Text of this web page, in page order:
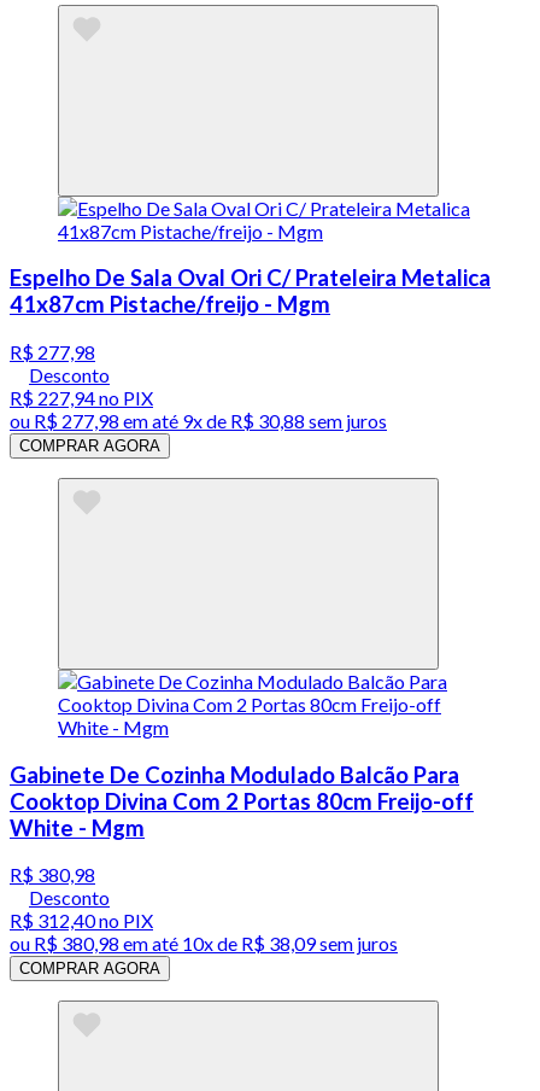
Espelho De Sala Oval Ori C/ Prateleira Metalica
41x87cm Pistache/freijo - Mgm
R$ 277,98
Desconto
R$ 227,94no PIX
ou R$ 277,98 em até 9x de R$ 30,88 sem juros
COMPRAR AGORA
Gabinete De Cozinha Modulado Balcão Para
Cooktop Divina Com 2 Portas 80cm Freijo-off
White - Mgm
R$ 380,98
Desconto
R$ 312,40no PIX
ou R$ 380,98 em até 10x de R$ 38,09 sem juros
COMPRAR AGORA